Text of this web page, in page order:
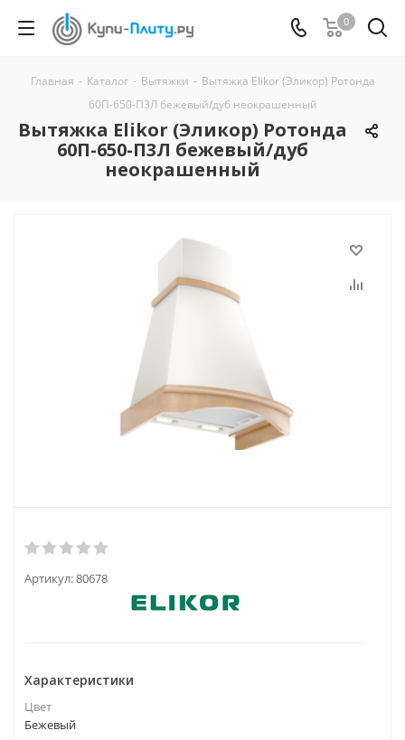
0
Главная - Каталог - Вытяжки - Вытяжка Elikor (Эликор) Ротонда
60П-650-П3Л бежевый/дуб неокрашенный
Вытяжка Elikor (Эликор) Ротонда
60П-650-П3Л бежевый/дуб
неокрашенный
Артикул:80678
Характеристики
Цвет
Бежевый